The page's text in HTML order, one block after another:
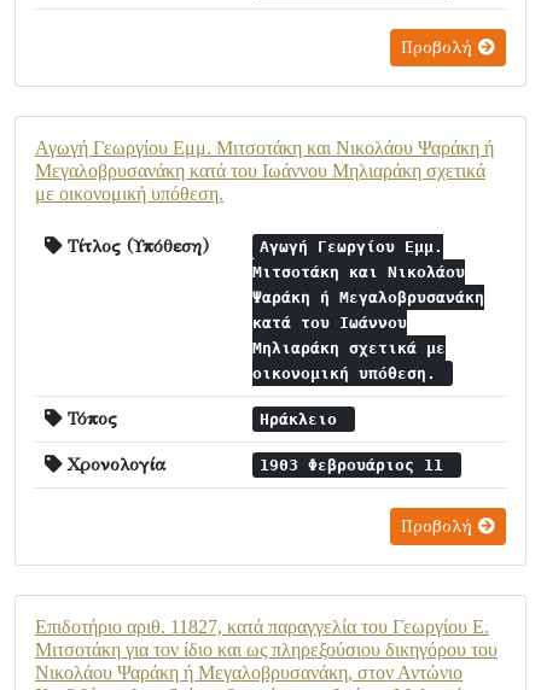
Προβολή
Αγωγή Γεωργίου Εμμ. Μιτσοτάκη και Νικολάου Ψαράκη ή
Μεγαλοβρυσανάκη κατά του Ιωάννου Μηλιαράκη σχετικά
με οικονομική υπόθεση.
Τίτλος (Υπόθεση)
Αγωγή Γεωργίου Εμμ.
Μιτσοτάκη και Νικολάου
Ψαράκη ή Μεγαλοβρυσανάκη
κατά του Ιωάννου
Μηλιαράκη σχετικά με
οικονομική υπόθεση.
Τόπος Ηράκλειο
Χρονολογία 1903 Φεβρουάριος 11
Προβολή
Επιδοτήριο αριθ. 11827, κατά παραγγελία του Γεωργίου Ε.
Μιτσοτάκη για τον ίδιο και ως πληρεξούσιου δικηγόρου του
Νικολάου Ψαράκη ή Μεγαλοβρυσανάκη, στον Αντώνιο